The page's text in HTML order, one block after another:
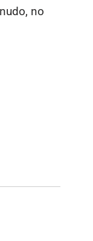
no